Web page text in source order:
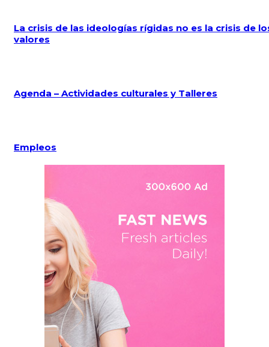
La crisis de las ideologías rígidas no es la crisis de
valores
Agenda – Actividades culturales y Talleres
Empleos